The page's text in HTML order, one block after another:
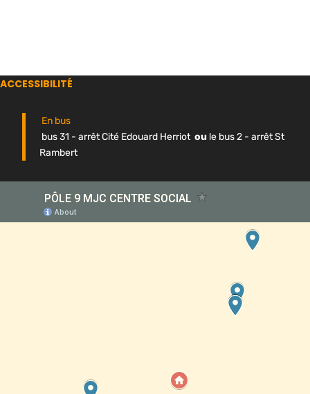
ACCESSIBILITÉ
En bus
bus 31 - arrêt Cité Edouard Herriot ou le bus 2 - arrêt St
Rambert